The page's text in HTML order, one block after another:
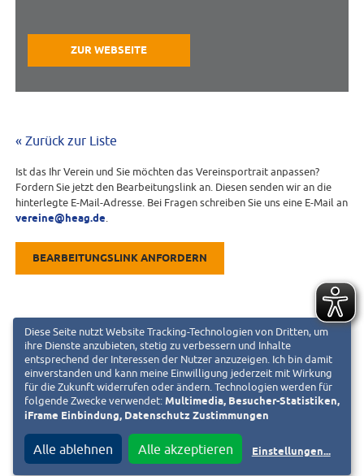
ZUR WEBSEITE
« Zurück zur Liste
Ist das Ihr Verein und Sie möchten das Vereinsportrait anpassen?
Fordern Sie jetzt den Bearbeitungslink an. Diesen senden wir an die
hinterlegte E-Mail-Adresse. Bei Fragen schreiben Sie uns eine E-Mail an
vereine@heag.de
BEARBEITUNGSLINK ANFORDERN
Diese Seite nutzt Website Tracking-Technologien von Dritten, um
ihre Dienste anzubieten, stetig zu verbessern und Inhalte
entsprechend der Interessen der Nutzer anzuzeigen. Ich bin damit
einverstanden und kann meine Einwilligung jederzeit mit Wirkung
für die Zukunft widerrufen oder ändern. Technologien werden für
folgende Zwecke verwendet: Multimedia, Besucher-Statistiken,
iFrame Einbindung, Datenschutz Zustimmungen
Alle ablehnen Alle akzeptieren Einstellungen...